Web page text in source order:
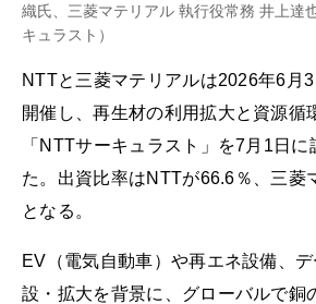
織氏、三菱マテリアル 執行役常務 井上達
キュラスト）
NTTと三菱マテリアルは2026年6月
開催し、再生材の利用拡大と資源循
「NTTサーキュラスト」を7月1日
た。出資比率はNTTが66.6％、三菱
となる。
EV（電気自動車）や再エネ設備、
設・拡大を背景に、グローバルで銅